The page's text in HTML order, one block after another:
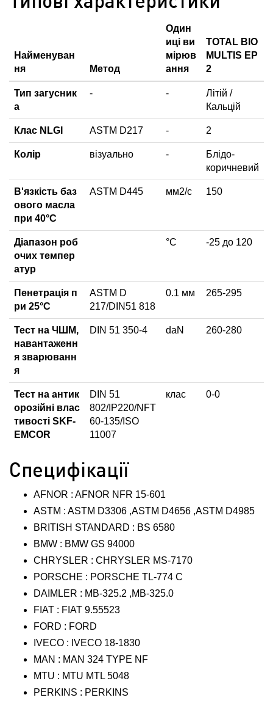
Найменуван
ня
Метод
Один
иці ви
мірюв
ання
TOTAL BIO
MULTIS EP
2
Тип загусник
а
- -
Літій /
Кальцій
Клас NLGI ASTM D217 - 2
Колір візуально -
Блідо-
коричневий
В'язкість баз
ового масла
при 40°C
ASTM D445 мм2/с 150
Діапазон роб
очих темпер
атур
°C -25 до 120
Пенетрація п
ри 25°C
ASTM D
217/DIN51 818
0.1 мм 265-295
Тест на ЧШМ,
навантаженн
я зварюванн
я
DIN 51 350-4 daN 260-280
Тест на антик
орозійні влас
тивості SKF-
EMCOR
DIN 51
802/IP220/NFT
60-135/ISO
11007
клас 0-0
Специфікації
AFNOR : AFNOR NFR 15-601
ASTM : ASTM D3306 ,ASTM D4656 ,ASTM D4985
BRITISH STANDARD : BS 6580
BMW : BMW GS 94000
CHRYSLER : CHRYSLER MS-7170
PORSCHE : PORSCHE TL-774 C
DAIMLER : MB-325.2 ,MB-325.0
FIAT : FIAT 9.55523
FORD : FORD
IVECO : IVECO 18-1830
MAN : MAN 324 TYPE NF
MTU : MTU MTL 5048
PERKINS : PERKINS